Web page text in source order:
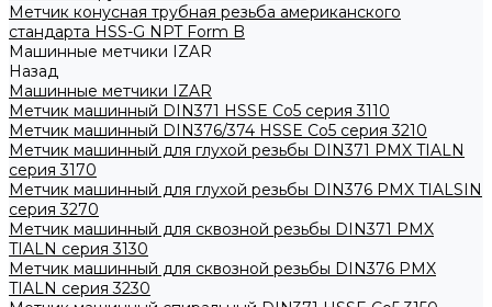
Метчик конусная трубная резьба американского
стандарта HSS-G NPT Form B
Машинные метчики IZAR
Назад
Машинные метчики IZAR
Метчик машинный DIN371 HSSE Co5 серия 3110
Метчик машинный DIN376/374 HSSE Co5 серия 3210
Метчик машинный для глухой резьбы DIN371 PMX TIALN
серия 3170
Метчик машинный для глухой резьбы DIN376 PMX TIALSIN
серия 3270
Метчик машинный для сквозной резьбы DIN371 PMX
TIALN серия 3130
Метчик машинный для сквозной резьбы DIN376 PMX
TIALN серия 3230